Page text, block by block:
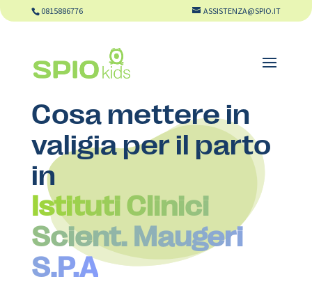
0815886776 ASSISTENZA@SPIO.IT
Cosa mettere in
valigia per il parto
in
Istituti Clinici
Scient. Maugeri
S.P.A